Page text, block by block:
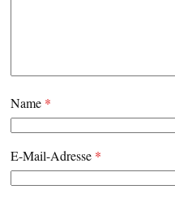
Name *
E-Mail-Adresse *